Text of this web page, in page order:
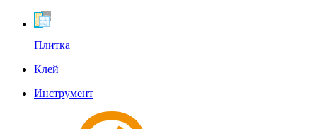
Плитка
Клей
Инструмент